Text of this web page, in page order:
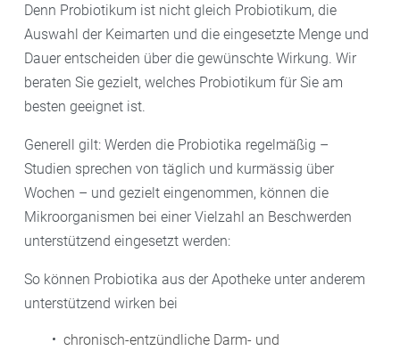
hat keinen gesundheitlichen Vorteil“, weiß
Hildebrandt, der Fermentier-Kurse abhält. Mit seinen
Tipps ist das Fermentieren von Obst und Gemüse
zuhause kinderleicht:
– Jedes Obst und Gemüse, das roh essbar ist, kann
fermentiert werden.
– Am besten eignen sich Bio-Lebensmittel, denn diese
enthalten keine Pestizide. „Also muss es im
gebürstet werden“, so der Experte, „damit bleiben die
Bakterien und Hefen auf dem Lebensmittel erhalten,
die wir brauchen, um die Gärung zu starten.“
Denn Probiotikum ist nicht gleich Probiotikum, die
Auswahl der Keimarten und die eingesetzte Menge und
Dauer entscheiden über die gewünschte Wirkung. Wir
beraten Sie gezielt, welches Probiotikum für Sie am
besten geeignet ist.
Generell gilt: Werden die Probiotika regelmäßig –
Studien sprechen von täglich und kurmässig über
Wochen – und gezielt eingenommen, können die
Mikroorganismen bei einer Vielzahl an Beschwerden
unterstützend eingesetzt werden:
So können Probiotika aus der Apotheke unter anderem
unterstützend wirken bei
chronisch-entzündliche Darm- und